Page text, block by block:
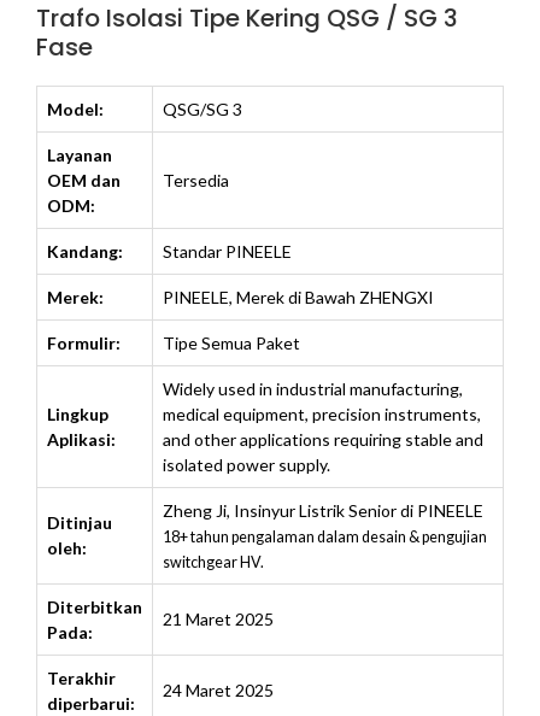
Trafo Isolasi Tipe Kering QSG / SG 3
Fase
Model: QSG/SG 3
Layanan
OEM dan
ODM:
Tersedia
Kandang: Standar PINEELE
Merek: PINEELE, Merek di Bawah ZHENGXI
Formulir: Tipe Semua Paket
Lingkup
Aplikasi:
Widely used in industrial manufacturing,
medical equipment, precision instruments,
and other applications requiring stable and
isolated power supply.
Ditinjau
oleh:
Zheng Ji, Insinyur Listrik Senior di PINEELE
18+ tahun pengalaman dalam desain & pengujian
switchgear HV.
Diterbitkan
Pada:
21 Maret 2025
Terakhir
diperbarui:
24 Maret 2025